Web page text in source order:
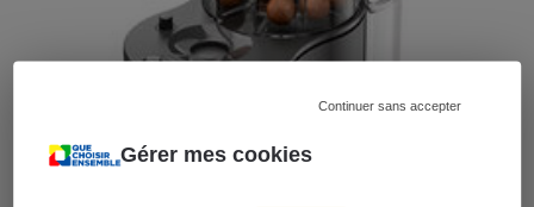
Gérer mes cookies
Continuer sans accepter